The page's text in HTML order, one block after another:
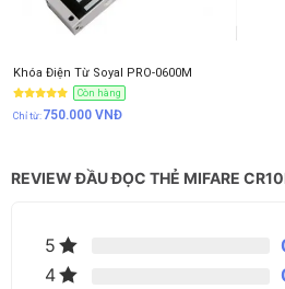
Khóa Điện Từ Soyal PRO-0600M
Còn hàng
750.000 VNĐ
REVIEW ĐẦU ĐỌC THẺ MIFARE
5
4